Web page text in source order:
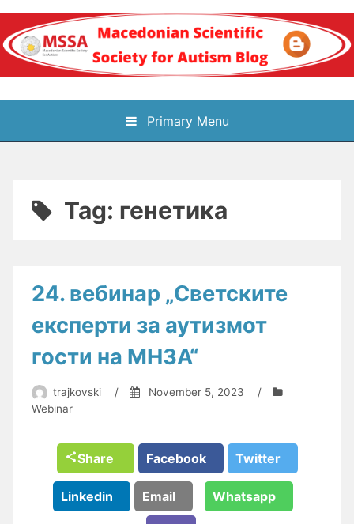
Skip
content
Блог на
Македонското научно
здружение за
Primary Menu
Tag: генетика
24. вебинар „Светските
експерти за аутизмот
гости на МНЗА“
trajkovski / November 5, 2023
/
Webinar
Share Facebook Twitter
Linkedin Email Whatsapp